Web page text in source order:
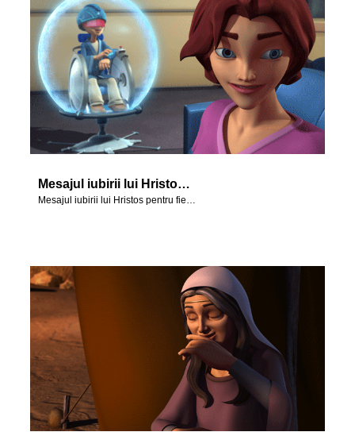
Mesajul iubirii lui Hristos pentru fiecare dintre noi.